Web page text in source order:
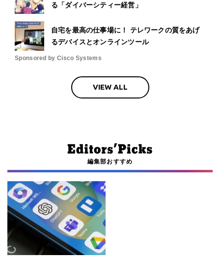
る「ダイバーシティー経営」
自宅を最高の仕事場に！ テレワークの質をあげ
るデバイスとオンラインツール
Sponsored by Cisco Systems
VIEW ALL
編集部おすすめ